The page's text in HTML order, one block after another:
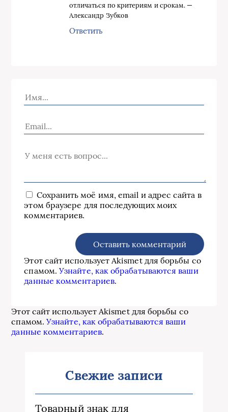
отличаться по критериям и срокам. —
Александр Зубков
Ответить
Сохранить моё имя, email и адрес сайта в
этом браузере для последующих моих
комментариев.
Этот сайт использует Akismet для борьбы со
спамом.Узнайте, как обрабатываются ваши
данные комментариев.
Этот сайт использует Akismet для борьбы со
спамом.Узнайте, как обрабатываются ваши
данные комментариев.
Свежие записи
Товарный знак для